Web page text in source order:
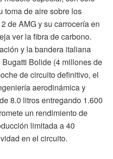
toma de aire sobre los
de AMG y su carrocería en
ver la fibra de carbono.
y la bandera italiana
Bolide (4 millones de
de circuito definitivo, el
aerodinámica y
8.0 litros entregando 1.600
un rendimiento de
limitada a 40
en el circuito.